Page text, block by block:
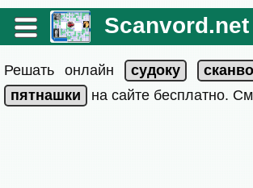
Scanvord.net
Решать онлайн
на сайте бесплатно.